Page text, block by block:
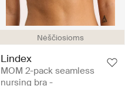
Nėščiosioms
Lindex
MOM 2-pack seamless
nursing bra -